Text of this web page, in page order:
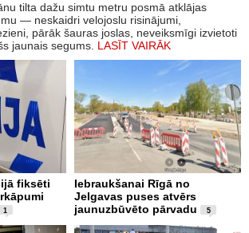
tilta dažu simtu metru posmā atklājas
— neskaidri velojoslu risinājumi,
pārāk šauras joslas, neveiksmīgi izvietoti
jaunais segums. LASĪT VAIRĀK
fiksēti
1
Iebraukšanai Rīgā no
Jelgavas puses atvērs
jaunuzbūvēto pārvadu
5